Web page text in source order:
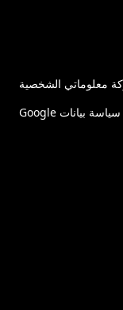
معلوماتي الشخصية
سياسة بيانات Google